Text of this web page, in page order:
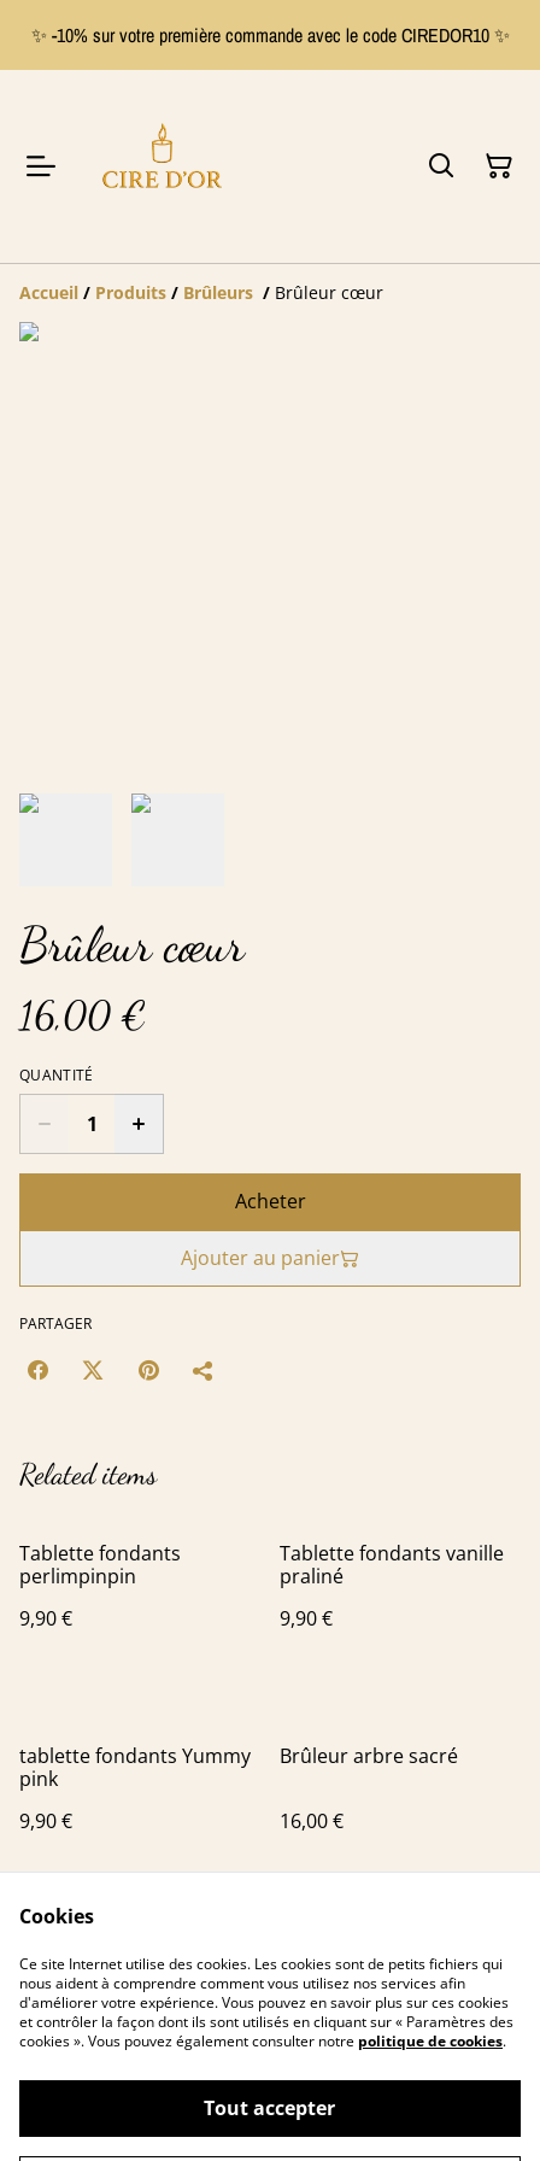
✨ -10% sur votre première commande avec le code CIREDOR10 ✨
Accueil / Produits / Brûleurs / Brûleur cœur
Brûleur cœur
16,00 €
QUANTITÉ
Acheter
Ajouter au panier
PARTAGER
Related items
Tablette fondants
perlimpinpin
9,90 €
Tablette fondants vanille
praliné
9,90 €
tablette fondants Yummy
pink
9,90 €
Brûleur arbre sacré
16,00 €
Contactez-nous
Conditions
Cookies
Ce site Internet utilise des cookies. Les cookies sont de petits fichiers qui
nous aident à comprendre comment vous utilisez nos services afin
d'améliorer votre expérience. Vous pouvez en savoir plus sur ces cookies
et contrôler la façon dont ils sont utilisés en cliquant sur « Paramètres des
cookies ». Vous pouvez également consulter notre politique de cookies.
Tout accepter